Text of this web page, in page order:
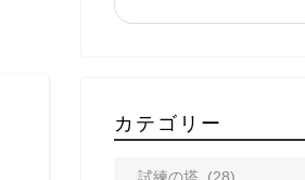
カテゴリー